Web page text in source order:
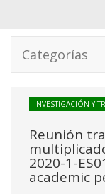
Categorías
INVESTIGACIÓN Y
Reunión
2020-1-
academic